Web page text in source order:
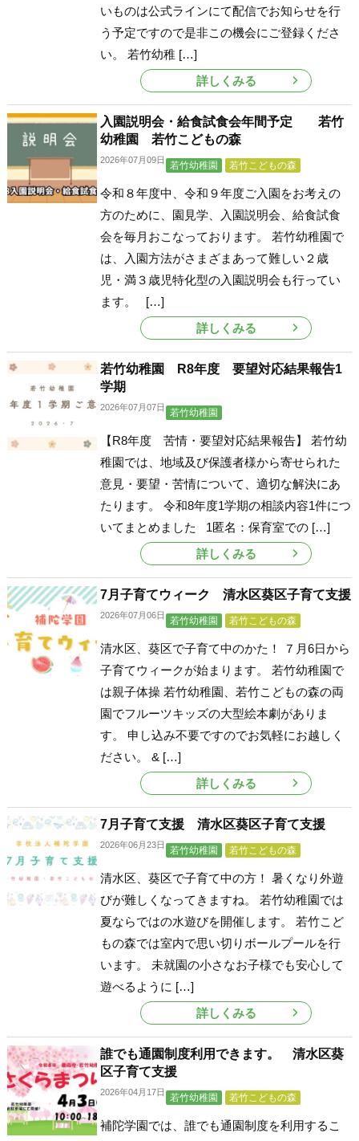
いものは公式ラインにて配信でお知らせを行
う予定ですので是非この機会にご登録くださ
い。 若竹幼稚 […]
詳しくみる
入園説明会・給食試食会年間予定 若竹
幼稚園 若竹こどもの森
2026年07月09日 若竹幼稚園 若竹こどもの森
令和８年度中、令和９年度ご入園をお考えの
方のために、園見学、入園説明会、給食試食
会を毎月おこなっております。 若竹幼稚園で
は、入園方法がさまざまあって難しい２歳
児・満３歳児特化型の入園説明会も行ってい
ます。 […]
詳しくみる
若竹幼稚園 R8年度 要望対応結果報告1
学期
2026年07月07日 若竹幼稚園
【R8年度 苦情・要望対応結果報告】 若竹幼
稚園では、地域及び保護者様から寄せられた
意見・要望・苦情について、適切な解決にあ
たります。 令和8年度1学期の相談内容1件につ
いてまとめました 1匿名：保育室での […]
詳しくみる
7月子育てウィーク 清水区葵区子育て支援
2026年07月06日 若竹幼稚園 若竹こどもの森
清水区、葵区で子育て中のかた！ ７月6日から
子育てウィークが始まります。 若竹幼稚園で
は親子体操 若竹幼稚園、若竹こどもの森の両
園でフルーツキッズの大型絵本劇がありま
す。 申し込み不要ですのでお気軽にお越しく
ださい。 & […]
詳しくみる
7月子育て支援 清水区葵区子育て支援
2026年06月23日 若竹幼稚園 若竹こどもの森
清水区、葵区で子育て中の方！ 暑くなり外遊
びが難しくなってきますね。 若竹幼稚園では
夏ならではの水遊びを開催します。 若竹こど
もの森では室内で思い切りボールプールを行
います。 未就園の小さなお子様でも安心して
遊べるように […]
詳しくみる
誰でも通園制度利用できます。 清水区葵
区子育て支援
2026年04月17日 若竹幼稚園 若竹こどもの森
補陀学園では、誰でも通園制度を利用するこ